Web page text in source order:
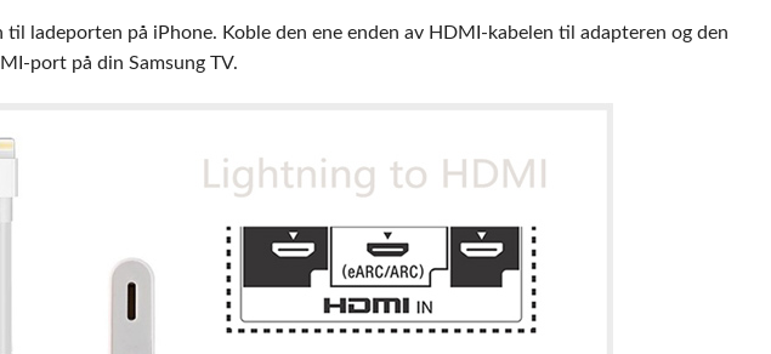
til ladeporten på iPhone. Koble den ene enden av HDMI-kabelen til adapteren og den
port på din Samsung TV.